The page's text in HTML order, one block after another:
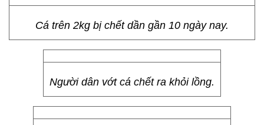
Cá trên 2kg bị chết dần gần 10 ngày nay.
Người dân vớt cá chết ra khỏi lồng.